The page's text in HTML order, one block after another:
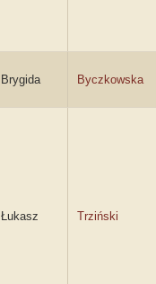
Brygida Byczkowska
Łukasz Trziński